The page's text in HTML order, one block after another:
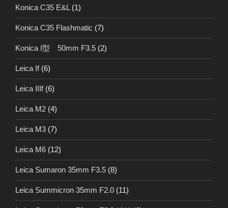
Konica C35 E&L(1)
Konica C35 Flashmatic (7)
Konica I型 50mm F3.5 (2)
Leica If(6)
Leica IIIf(6)
Leica M2 (4)
Leica M3 (7)
Leica M6 (12)
Leica Sumaron 35mm F3.5 (8)
Leica Summicron 35mm F2.0 (11)